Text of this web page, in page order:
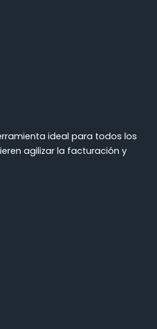
ideal para todos los
agilizar la facturación y